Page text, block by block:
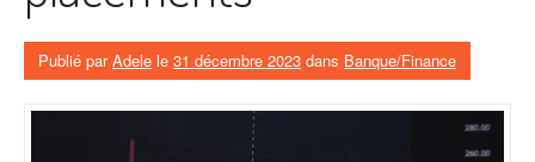
Publié parAdele le 31 décembre 2023 dans Banque/Finance